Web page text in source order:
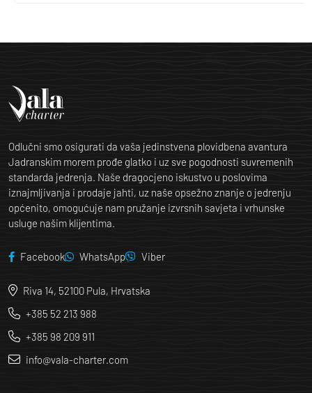
Odlučni smo osigurati da vaša jedinstvena plovidbena avantura
Jadranskim morem prođe glatko i uz sve pogodnosti suvremenih
standarda jedrenja. Naše dragocjeno iskustvo u poslovima
iznajmljivanja i prodaje jahti, uz naše opsežno znanje o jedrenju
općenito, omogućuje nam pružanje izvrsnih savjeta i vrhunske
usluge našim klijentima.
Facebook WhatsApp Viber
Riva 14, 52100 Pula, Hrvatska
+385 52 213 988
+385 98 209 911
info@vala-charter.com